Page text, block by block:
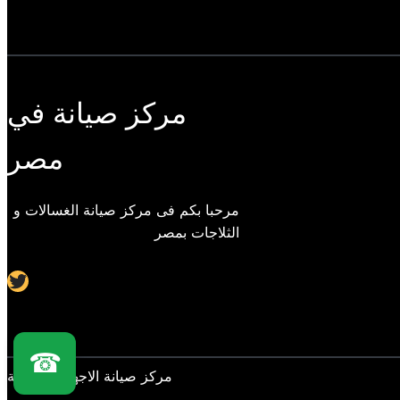
مركز صيانة في
مصر
مرحبا بكم فى مركز صيانة الغسالات و
الثلاجات بمصر
Twitter
مركز صيانة الاجهزة المنزلية
☎